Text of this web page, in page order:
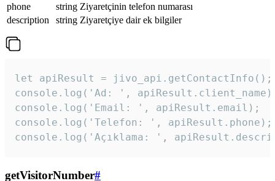
phone
string Ziyaretçinin telefon numarası
description
string Ziyaretçiye dair ek bilgiler
let apiResult = jivo_api.getContactInfo();
console.log('Ad: ',
console.log('Email: ', apiResult.email);
console.log('Telefon: ', apiResult.phone);
console.log('Açıklama: ',
getVisitorNumber#